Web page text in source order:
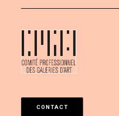
CONTACT